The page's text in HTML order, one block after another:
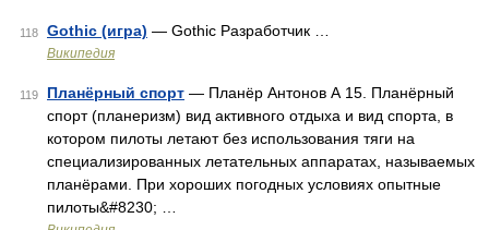
118 Gothic (игра) — Gothic Разработчик …
Википедия
119 Планёрный спорт — Планёр Антонов А 15. Планёрный
спорт (планеризм) вид активного отдыха и вид спорта, в
котором пилоты летают без использования тяги на
специализированных летательных аппаратах, называемых
планёрами. При хороших погодных условиях опытные
пилоты&#8230; …